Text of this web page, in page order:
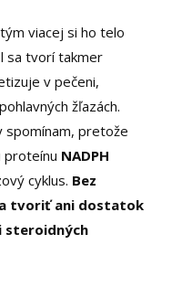
viacej si ho telo
sa tvorí takmer
v pečeni,
žľazách.
spomínam, pretože
proteínu NADPH
cyklus. Bez
tvoriť ani dostatok
steroidných